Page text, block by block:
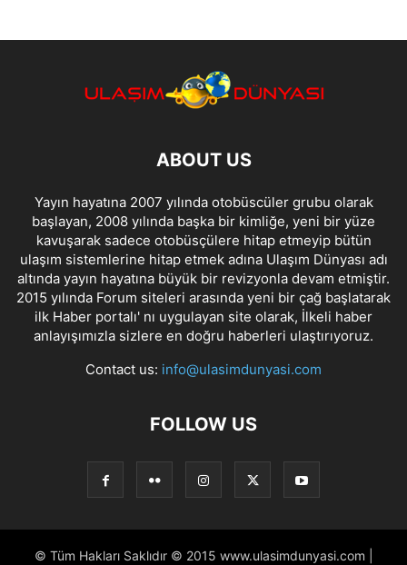
ABOUT US
Yayın hayatına 2007 yılında otobüscüler grubu olarak
başlayan, 2008 yılında başka bir kimliğe, yeni bir yüze
kavuşarak sadece otobüsçülere hitap etmeyip bütün
ulaşım sistemlerine hitap etmek adına Ulaşım Dünyası adı
altında yayın hayatına büyük bir revizyonla devam etmiştir.
2015 yılında Forum siteleri arasında yeni bir çağ başlatarak
ilk Haber portalı' nı uygulayan site olarak, İlkeli haber
anlayışımızla sizlere en doğru haberleri ulaştırıyoruz.
Contact us: info@ulasimdunyasi.com
FOLLOW US
© Tüm Hakları Saklıdır © 2015 www.ulasimdunyasi.com |